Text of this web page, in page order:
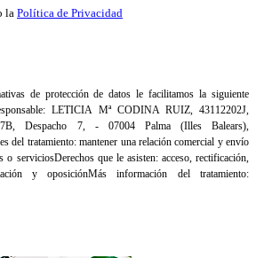
la Política de Privacidad
de protección de datos le facilitamos la siguiente
LETICIA Mª CODINA RUIZ, 43112202J,
7B, Despacho 7, - 07004 Palma (Illes Balears),
del tratamiento: mantener una relación comercial y envío
o serviciosDerechos que le asisten: acceso, rectificación,
y oposiciónMás información del tratamiento: